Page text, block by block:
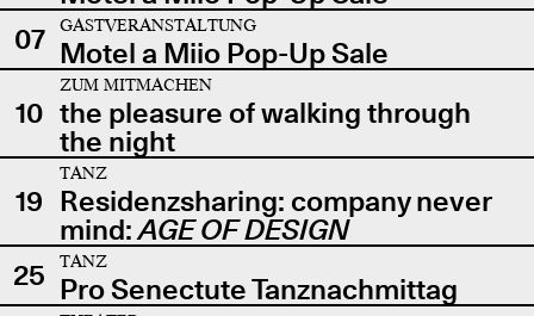
07
GASTVERANSTALTUNG
Motel a Miio Pop-Up Sale
10
ZUM MITMACHEN
the pleasure of walking through
the night
19
TANZ
Residenzsharing: company never
mind:AGE OF DESIGN
25
TANZ
Pro Senectute Tanznachmittag